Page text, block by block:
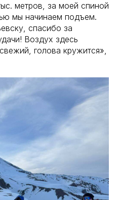
метров, за моей спиной
мы начинаем подъем.
спасибо за
Воздух здесь
голова кружится»,